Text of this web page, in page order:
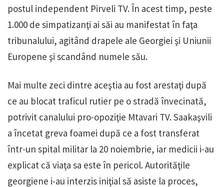
postul independent Pirveli TV. În acest timp, peste
1.000 de simpatizanţi ai săi au manifestat în faţa
tribunalului, agitând drapele ale Georgiei şi Uniunii
Europene şi scandând numele său.
Mai multe zeci dintre aceştia au fost arestaţi după
ce au blocat traficul rutier pe o stradă învecinată,
potrivit canalului pro-opoziţie Mtavari TV. Saakaşvili
a încetat greva foamei după ce a fost transferat
într-un spital militar la 20 noiembrie, iar medicii i-au
explicat că viaţa sa este în pericol. Autorităţile
georgiene i-au interzis iniţial să asiste la proces,